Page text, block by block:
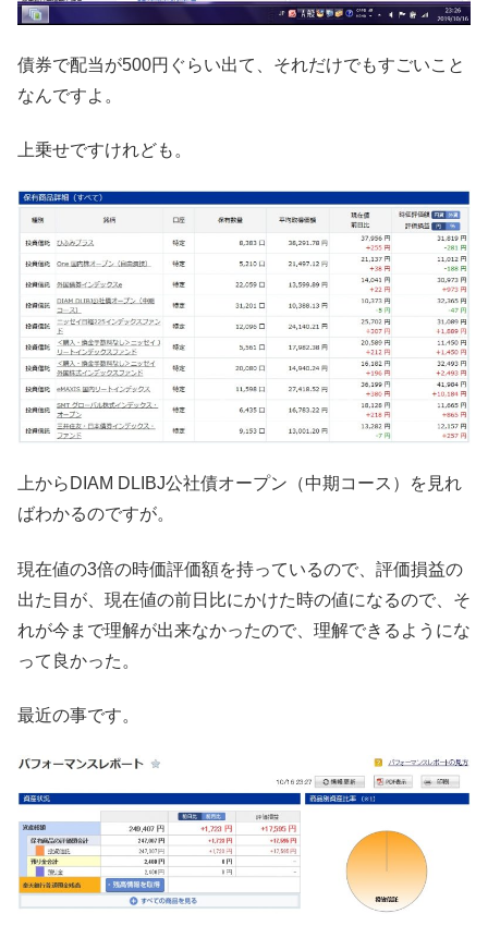
債券で配当が500円ぐらい出て、それだけでもすごいこと
なんですよ。
上乗せですけれども。
上からDIAM DLIBJ公社債オープン（中期コース）を見れ
ばわかるのですが。
現在値の3倍の時価評価額を持っているので、評価損益の
出た目が、現在値の前日比にかけた時の値になるので、そ
れが今まで理解が出来なかったので、理解できるようにな
って良かった。
最近の事です。